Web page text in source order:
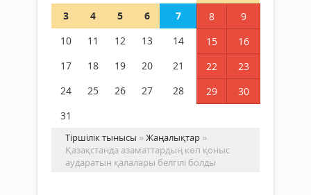
3
4 5 6 7 8
9
10
11 12 13 14 15
16
17
18 19 20 21 22
23
24
25 26 27 28 29
30
31
Тіршілік тынысы »Жаңалықтар »
Қазақстанда азаматтардың көп қоныс
аударатын қалалары белгілі болды